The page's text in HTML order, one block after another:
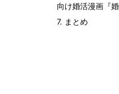
向け婚活漫画『
7. まとめ